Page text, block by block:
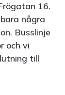
16.
några
Busslinje
och vi
till